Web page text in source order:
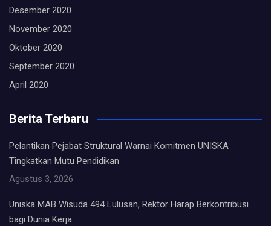
Desember 2020
November 2020
Oktober 2020
September 2020
April 2020
Berita Terbaru
Pelantikan Pejabat Struktural Warnai Komitmen UNISKA
Tingkatkan Mutu Pendidikan
Agustus 3, 2026
Uniska MAB Wisuda 494 Lulusan, Rektor Harap Berkontribusi
bagi Dunia Kerja